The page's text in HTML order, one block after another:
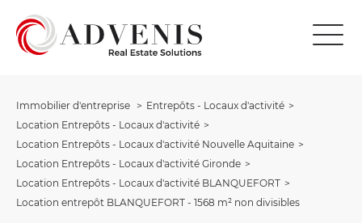
Immobilier d'entreprise
Entrepôts - Locaux d'activité
Location Entrepôts - Locaux d'activité
Location Entrepôts - Locaux d'activité Nouvelle Aquitaine
Location Entrepôts - Locaux d'activité Gironde
Location Entrepôts - Locaux d'activité BLANQUEFORT
Location entrepôt BLANQUEFORT - 1568 m² non divisibles